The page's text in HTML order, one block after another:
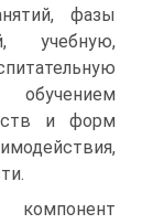
фазы
учебную,
обучением
и форм
компонент